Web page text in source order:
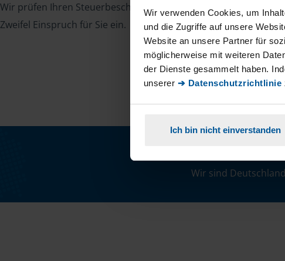
Wir verwenden Cookies, um
und die Zugriffe auf unsere
Website an unsere Partner für
möglicherweise mit weiteren
der Dienste gesammelt haben.
unserer ➔ Datenschutzrichtlinie
Ich bin nicht einverstanden
Wir prüfen Ihren Steuerbescheid und legen im
Zweifel Einspruch für Sie ein.
Wir
Wir sind